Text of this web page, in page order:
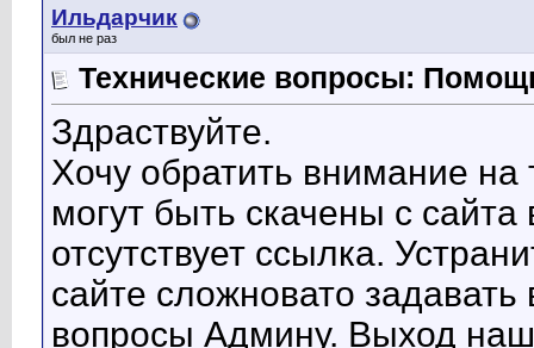
Ильдарчик
был не раз
Технические вопросы:
Здраствуйте.
Хочу обратить внимание
могут быть скачены с
отсутствует ссылка.
сайте сложновато задавать
вопросы Админу. Выход